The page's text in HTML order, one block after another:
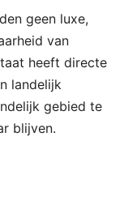
geen luxe,
van
heeft directe
landelijk
gebied te
blijven.